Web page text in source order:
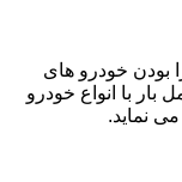
بودن خودرو های
بار با انواع خودرو
نماید.